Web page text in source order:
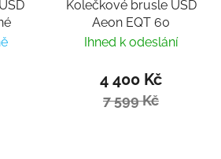
Kolečkové brusle USD
Aeon EQT 60
Ihned k odeslání
4 400 Kč
7 599 Kč